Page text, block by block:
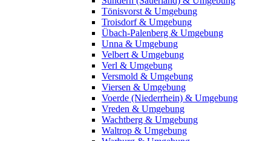
Tönisvorst & Umgebung
Troisdorf & Umgebung
Übach-Palenberg & Umgebung
Unna & Umgebung
Velbert & Umgebung
Verl & Umgebung
Versmold & Umgebung
Viersen & Umgebung
Voerde (Niederrhein) & Umgebung
Vreden & Umgebung
Wachtberg & Umgebung
Waltrop & Umgebung